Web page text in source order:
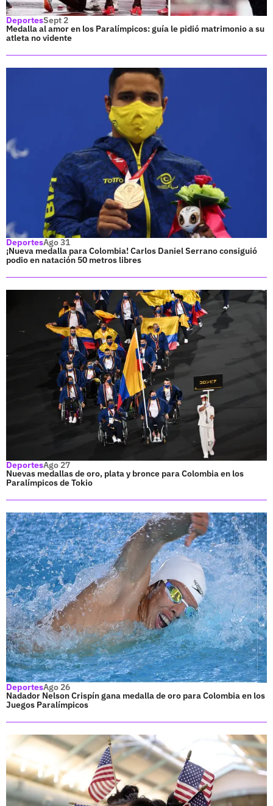
DeportesSept 2
Medalla al amor en los Paralímpicos: guía le pidió matrimonio a su
atleta no vidente
DeportesAgo 31
¡Nueva medalla para Colombia! Carlos Daniel Serrano consiguió
podio en natación 50 metros libres
DeportesAgo 27
Nuevas medallas de oro, plata y bronce para Colombia en los
Paralímpicos de Tokio
DeportesAgo 26
Nadador Nelson Crispín gana medalla de oro para Colombia en los
Juegos Paralímpicos